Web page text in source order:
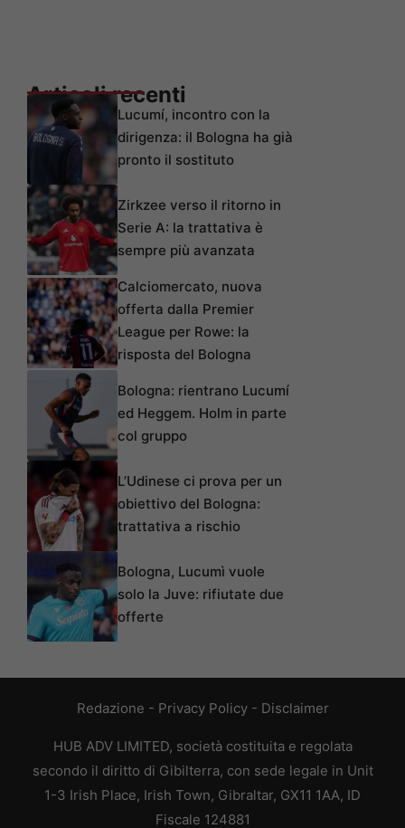
Articoli recenti
Lucumí, incontro con la
dirigenza: il Bologna ha già
pronto il sostituto
Zirkzee verso il ritorno in
Serie A: la trattativa è
sempre più avanzata
Calciomercato, nuova
offerta dalla Premier
League per Rowe: la
risposta del Bologna
Bologna: rientrano Lucumí
ed Heggem. Holm in parte
col gruppo
L’Udinese ci prova per un
obiettivo del Bologna:
trattativa a rischio
Bologna, Lucumì vuole
solo la Juve: rifiutate due
offerte
Redazione - Privacy Policy- Disclaimer
HUB ADV LIMITED, società costituita e regolata
secondo il diritto di Gibilterra, con sede legale in Unit
1-3 Irish Place, Irish Town, Gibraltar, GX11 1AA, ID
Fiscale 124881